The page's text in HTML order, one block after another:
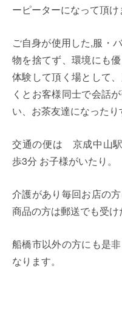
ーピーターになって頂け
ご自身が使用した,服・
物を捨てず、環境にも
体験して頂く場として
くとお客様同士で会話
い、お茶友達になったり
交通の便は 京成中山
歩3分 お子様がいたり。
介護があり毎回お店の
商品の方は郵送でも受け
船橋市以外の方にも是
なります。